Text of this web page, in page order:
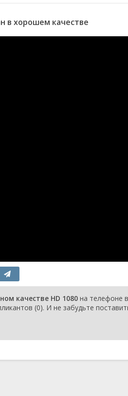
в хорошем качестве
качестве HD 1080 на телефоне в
(0). И не забудьте